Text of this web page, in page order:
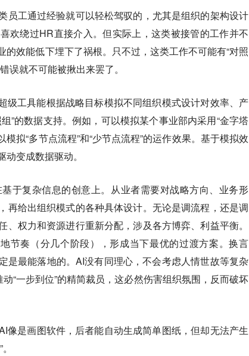
员工通过经验就可以轻松驾驭的，尤其是组织的架构设计
欢绕过HR直接介入。但实际上，这类被接管的工作并不
效能低下埋下了祸根。只不过，这类工作不可能有“对照
误就不可能被揪出来罢了。
级工具能根据战略目标模拟不同组织模式设计对效率、产
”的数据支持。例如，可以模拟某个事业部内采用“金字塔
模拟“多节点流程”和“少节点流程”的运作效果。基于模拟效
变成数据驱动。
于复杂信息的创意上。从业者需要对战略方向、业务形
再给出组织模式的各种具体设计。无论是调流程，还是调
权力和资源进行重新分配，涉及各方博弈、利益平衡。
节奏（分几个阶段），形成当下最优的过渡方案。换言
是最能落地的。AI没有同理心，不会考虑人情世故等复杂
“一步到位”的精简裁员，这必然伤害组织氛围，反而破坏
像是画图软件，后者能自动生成简单图纸，但却无法产生